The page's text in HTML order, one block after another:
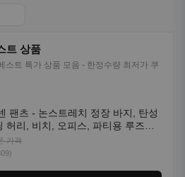
트 상품
스트 특가 상품 모음 - 한정수량 최저가 쿠
팬츠 - 논스트레치 정장 바지, 탄성
허리, 비치, 오피스, 파티용 루즈핏
탁기 사용 가능한 캐주얼 정장 의
가격